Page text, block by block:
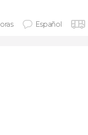
Español